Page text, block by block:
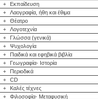
+
Εκπαίδευση
+
Λαογραφία, ήθη και έθιμα
+
Θέατρο
+
Λογοτεχνία
+
Γλώσσα (γενικά)
+
Ψυχολογία
+
Παιδικά και εφηβικά βιβλία
+
Γεωγραφία- Ιστορία
+
Περιοδικά
+
CD
+
Καλές τέχνες
+
Φιλοσοφία- Μεταφυσική